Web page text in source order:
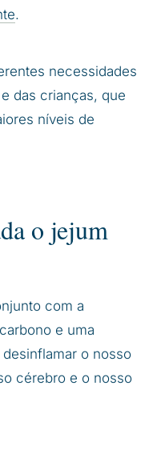
.
necessidades
das crianças, que
níveis de
o jejum
com a
e uma
o nosso
cérebro e o nosso